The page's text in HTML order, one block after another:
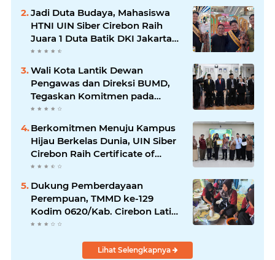
Jadi Duta Budaya, Mahasiswa
HTNI UIN Siber Cirebon Raih
Juara 1 Duta Batik DKI Jakarta
2026
Wali Kota Lantik Dewan
Pengawas dan Direksi BUMD,
Tegaskan Komitmen pada
Kinerja dan Integritas
Berkomitmen Menuju Kampus
Hijau Berkelas Dunia, UIN Siber
Cirebon Raih Certificate of
Compliance UI GreenMetric
Dukung Pemberdayaan
Perempuan, TMMD ke-129
Kodim 0620/Kab. Cirebon Latih
Ibu-Ibu Tata Boga
Lihat Selengkapnya